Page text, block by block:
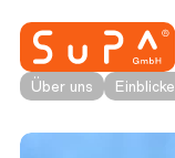
Über uns Einblicke